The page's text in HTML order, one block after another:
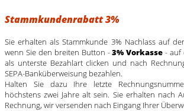
Stammkundenrabatt 3%
Sie erhalten als Stammkunde 3% Nachlass auf
wenn Sie den breiten Button -3% Vorkasse - auf
als unterste Bezahlart clicken und nach
SEPA-Banküberweisung bezahlen.
Halten Sie dazu Ihre letzte
höchstens zwei Jahre alt sein. Sie erhalten nach
Rechnung, wir versenden nach Eingang Ihrer